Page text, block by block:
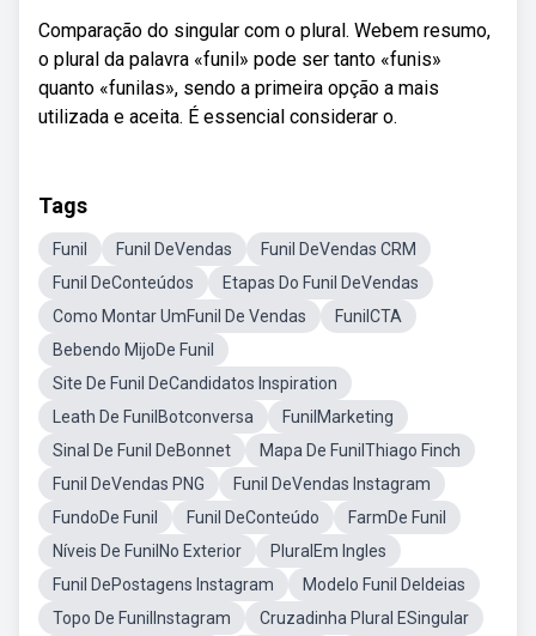
Comparação do singular com o plural. Webem resumo,
o plural da palavra «funil» pode ser tanto «funis»
quanto «funilas», sendo a primeira opção a mais
utilizada e aceita. É essencial considerar o.
Tags
Funil Funil DeVendas
Funil DeVendas CRM
Funil DeConteúdos
Etapas Do Funil DeVendas
Como Montar UmFunil De Vendas
FunilCTA
Bebendo MijoDe Funil
Site De Funil DeCandidatos Inspiration
Leath De FunilBotconversa
FunilMarketing
Sinal De Funil DeBonnet
Mapa De FunilThiago Finch
Funil DeVendas PNG
Funil DeVendas Instagram
FundoDe Funil
Funil DeConteúdo
FarmDe Funil
Níveis De FunilNo Exterior
PluralEm Ingles
Funil DePostagens Instagram
Modelo Funil DeIdeias
Topo De FunilInstagram
Cruzadinha Plural ESingular